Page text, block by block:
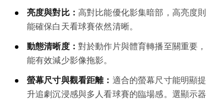
亮度與對比： 高對比能優化影集暗部，高亮度則
能確保白天看球賽依然清晰。
動態清晰度： 對於動作片與體育轉播至關重要，
能有效減少影像拖影。
螢幕尺寸與觀看距離： 適合的螢幕尺寸能明顯提
升追劇沉浸感與多人看球賽的臨場感。選顯示器